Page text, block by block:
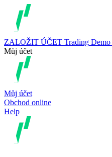
ZALOŽIT ÚČET Trading Demo
Můj účet
Můj účet
Obchod online
Help